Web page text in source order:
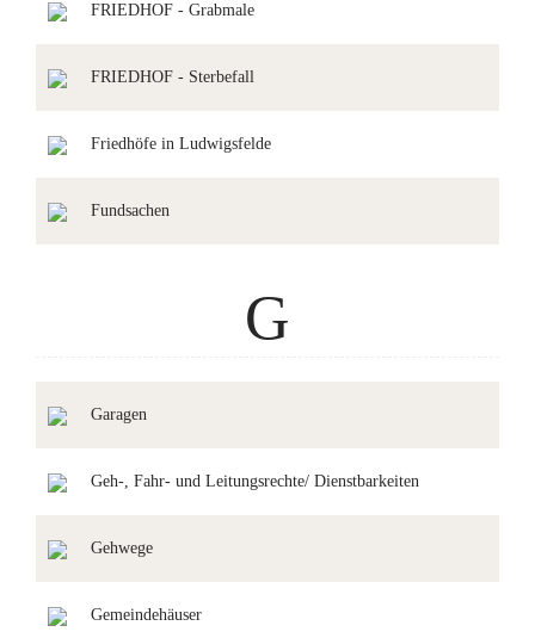
FRIEDHOF - Grabmale
FRIEDHOF - Sterbefall
Friedhöfe in Ludwigsfelde
Fundsachen
G
Garagen
Geh-, Fahr- und Leitungsrechte/ Dienstbarkeiten
Gehwege
Gemeindehäuser